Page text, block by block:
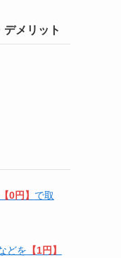
メリット
【0円】 で取
どを 【1円】